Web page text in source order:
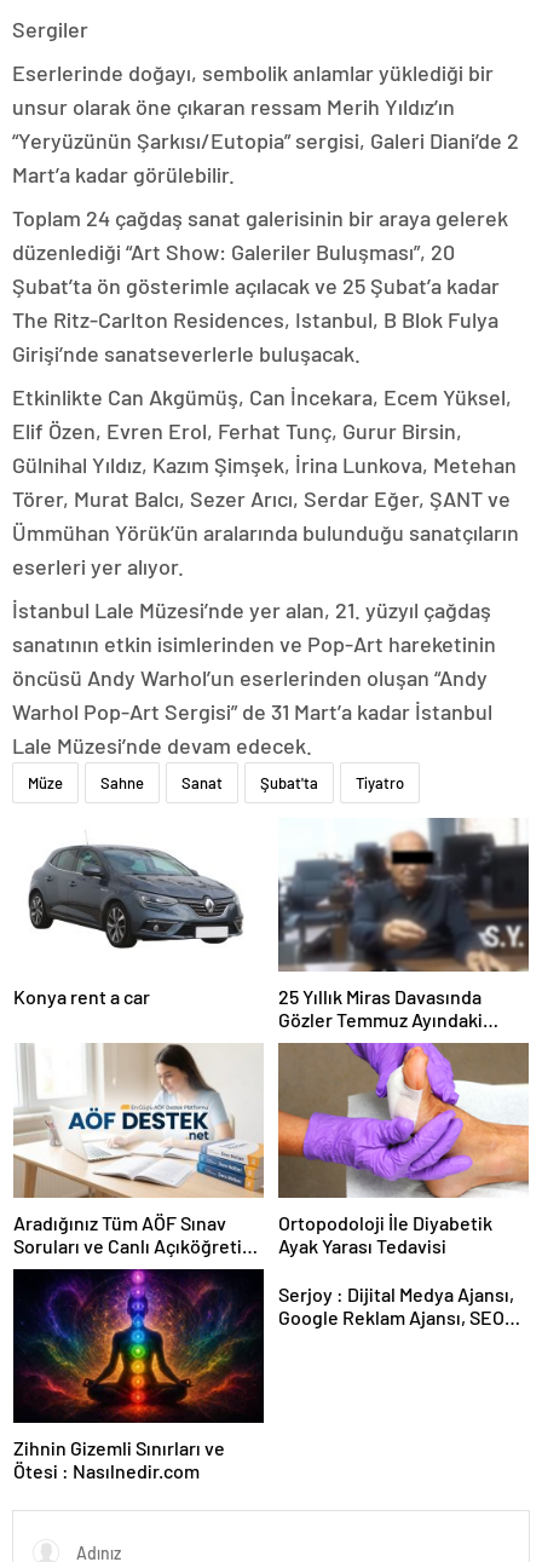
Sergiler
Eserlerinde doğayı, sembolik anlamlar yüklediği bir
unsur olarak öne çıkaran ressam Merih Yıldız’ın
“Yeryüzünün Şarkısı/Eutopia” sergisi, Galeri Diani’de 2
Mart’a kadar görülebilir.
Toplam 24 çağdaş sanat galerisinin bir araya gelerek
düzenlediği “Art Show: Galeriler Buluşması”, 20
Şubat’ta ön gösterimle açılacak ve 25 Şubat’a kadar
The Ritz-Carlton Residences, Istanbul, B Blok Fulya
Girişi’nde sanatseverlerle buluşacak.
Etkinlikte Can Akgümüş, Can İncekara, Ecem Yüksel,
Elif Özen, Evren Erol, Ferhat Tunç, Gurur Birsin,
Gülnihal Yıldız, Kazım Şimşek, İrina Lunkova, Metehan
Törer, Murat Balcı, Sezer Arıcı, Serdar Eğer, ŞANT ve
Ümmühan Yörük’ün aralarında bulunduğu sanatçıların
eserleri yer alıyor.
İstanbul Lale Müzesi’nde yer alan, 21. yüzyıl çağdaş
sanatının etkin isimlerinden ve Pop-Art hareketinin
öncüsü Andy Warhol’un eserlerinden oluşan “Andy
Warhol Pop-Art Sergisi” de 31 Mart’a kadar İstanbul
Lale Müzesi’nde devam edecek.
Müze Sahne Sanat Şubat'ta Tiyatro
Konya rent a car
25 Yıllık Miras Davasında
Gözler Temmuz Ayındaki
Karar Duruşmasına Çevrildi
Aradığınız Tüm AÖF Sınav
Soruları ve Canlı Açıköğretim
Forumu Burada
Ortopodoloji İle Diyabetik
Ayak Yarası Tedavisi
Zihnin Gizemli Sınırları ve
Ötesi : Nasılnedir.com
Serjoy : Dijital Medya Ajansı,
Google Reklam Ajansı, SEO